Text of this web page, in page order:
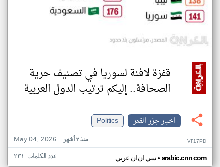
قفزة لافتة لسوريا في تصنيف حرية
الصحافة.. إليكم ترتيب الدول العربية
اخبار جزر القمر
Politics
May 04, 2026
منذ ٣ أشهر VF17PD
سي ان ان عربي• arabic.cnn.com عدد الكلمات: ٢٣١